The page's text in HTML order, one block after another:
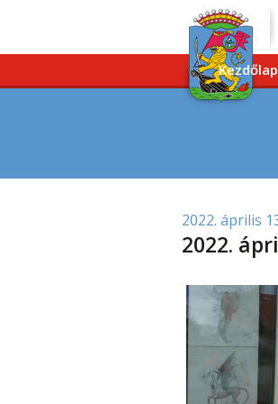
Kezdőlap
2022. április
2022.